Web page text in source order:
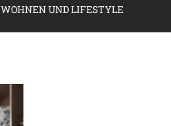
WOHNEN UND LIFESTYLE